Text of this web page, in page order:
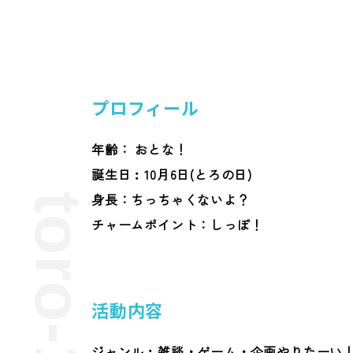
プロフィール
年齢： おとな！
誕生日︰10月6日(とろの日)
身長：ちっちゃくないよ？
チャームポイント：しっぽ！
活動内容